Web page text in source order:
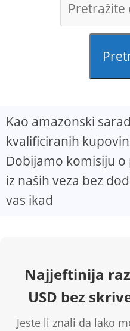
Kao amazonski
kvalificiranih
Dobijamo komisiju
iz naših veza bez
vas ikad
Najjeftinija
USD bez
Jeste li znali da lako